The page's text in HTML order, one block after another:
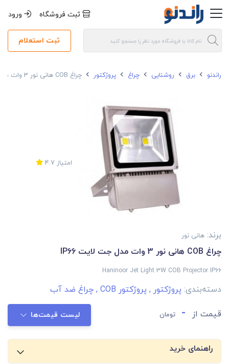
ثبت فروشگاه ورود
ثبت استعلام
راندنو برق روشنایی چراغ پروژکتور چراغ COB هانی نور 3 وات مدل جت لایت IP66
امتیاز 4.7
برند: هانی نور
چراغ COB هانی نور 3 وات مدل جت لایت IP66
Haninoor Jet Light 3W COB Projector IP66
دسته‌بندی: پروژکتور , پروژکتور COB , چراغ ضد آب
قیمت از - تومان لیست قیمت‌ها
راهنمای خرید